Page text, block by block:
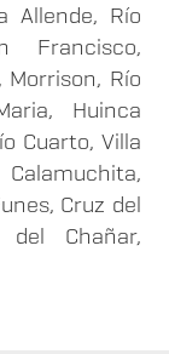
Allende, Río
Francisco,
Río
Huinca
Cuarto, Villa
Cruz del
Chañar,